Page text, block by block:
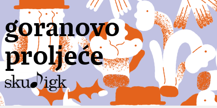
goranovo
proljeće